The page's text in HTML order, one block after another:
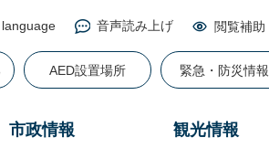
音声読み上げ 閲覧補助
AED設置場所 緊急・防災情報
市政情報 観光情報